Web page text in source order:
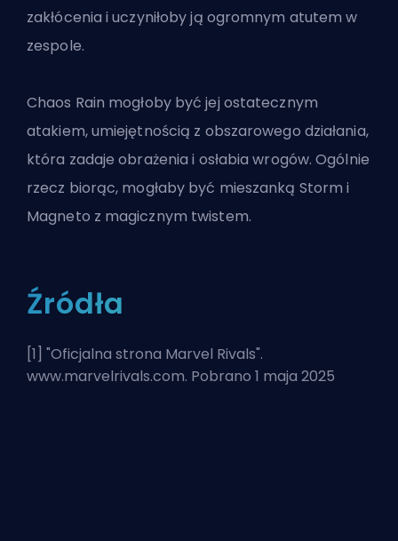
zakłócenia i uczyniłoby ją ogromnym atutem w
zespole.
Chaos Rain mogłoby być jej ostatecznym
atakiem, umiejętnością z obszarowego działania,
która zadaje obrażenia i osłabia wrogów. Ogólnie
rzecz biorąc, mogłaby być mieszanką Storm i
Magneto z magicznym twistem.
Źródła
[1] "Oficjalna strona Marvel Rivals".
www.marvelrivals.com. Pobrano 1 maja 2025